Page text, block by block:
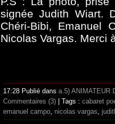
signée Judith Wiart.
Chéri-Bibi, Emanuel
Nicolas Vargas. Merci
17:28 Publié dans a.5) ANIMATEUR
Commentaires (3) | Tags : cabaret
emanuel campo nicolas vargas